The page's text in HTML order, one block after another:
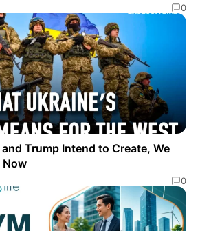
0
Trump Intend to Create, We
Now
0